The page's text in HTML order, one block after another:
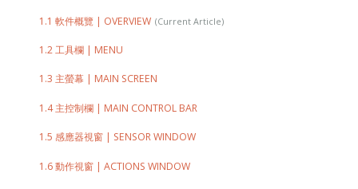
1.1 軟件概覽 | OVERVIEW
1.2 工具欄 | MENU
1.3 主螢幕 | MAIN SCREEN
1.4 主控制欄 | MAIN CONTROL BAR
1.5 感應器視窗 | SENSOR WINDOW
1.6 動作視窗 | ACTIONS WINDOW